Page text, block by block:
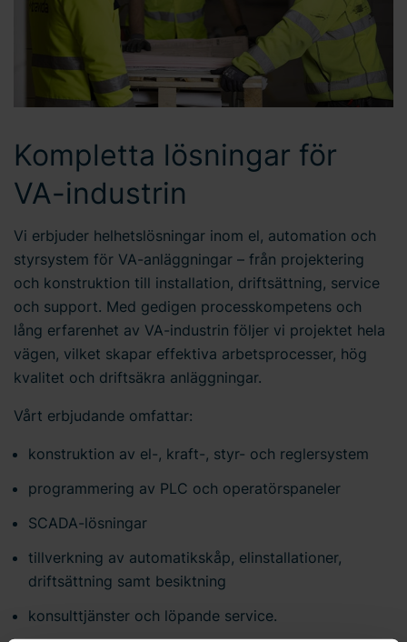
Kompletta lösningar för
VA-industrin
Vi erbjuder helhetslösningar inom el, automation och
styrsystem för VA-anläggningar – från projektering
och konstruktion till installation, driftsättning, service
och support. Med gedigen processkompetens och
lång erfarenhet av VA-industrin följer vi projektet hela
vägen, vilket skapar effektiva arbetsprocesser, hög
kvalitet och driftsäkra anläggningar.
Vårt erbjudande omfattar:
konstruktion av el-, kraft-, styr- och reglersystem
programmering av PLC och operatörspaneler
SCADA-lösningar
tillverkning av automatikskåp, elinstallationer,
driftsättning samt besiktning
konsulttjänster och löpande service.